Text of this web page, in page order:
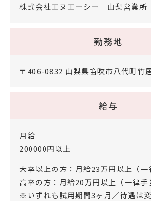
株式会社エヌエーシー 山梨営業所
勤務地
〒406-0832 山梨県笛吹市八代町竹
給与
月給
200000円以上
大卒以上の方：月給23万円以上（一
高卒の方：月給20万円以上（一律手
※いずれも試用期間3ヶ月／待遇は